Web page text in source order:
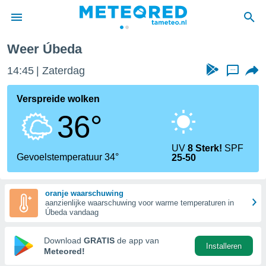
door
verstrekte
hoge
hebt de
voor
op basis
Weer Úbeda
14:45 Zaterdag ...
Verspreide wolken
36°
Gevoelstemperatuur 34°
UV8 Sterk! SPF
25-50
oranje waarschuwing
aanzienlijke waarschuwing voor warme temperaturen in
Úbeda vandaag
Download GRATIS de app van
Meteored!
Installeren